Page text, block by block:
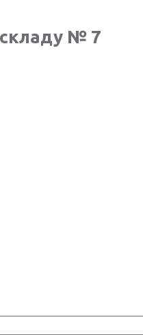
складу № 7